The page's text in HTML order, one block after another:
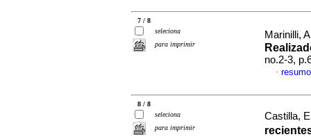
7 / 8
seleciona
para imprimir
Marinilli,
no.2-3,
·
8 / 8
seleciona
para imprimir
Castilla,